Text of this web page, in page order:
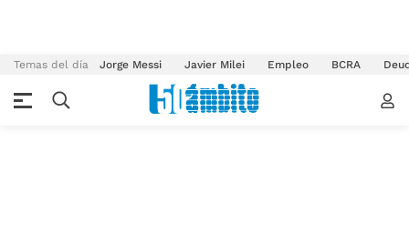
Temas del día Jorge Messi Javier Milei Empleo BCRA